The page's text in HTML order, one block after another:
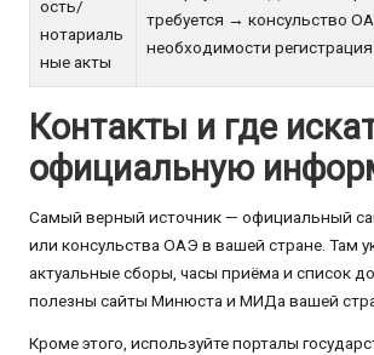
ость/
нотариаль
ные акты
требуется → консульство
необходимости
Контакты и где
официальную
Самый верный источник — официальный
или консульства ОАЭ в вашей стране. Там
актуальные сборы, часы приёма и список
полезны сайты Минюста и МИДа вашей
Кроме этого, используйте порталы